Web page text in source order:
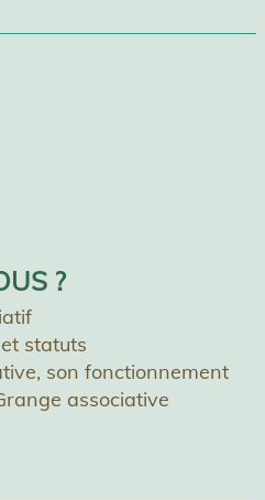
?
statuts
son fonctionnement
associative